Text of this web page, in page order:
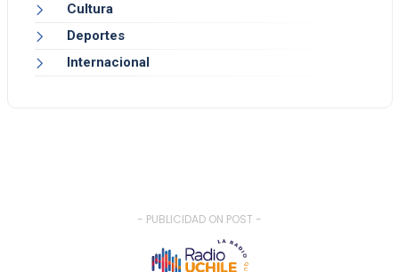
Cultura
Deportes
Internacional
- PUBLICIDAD ON POST -